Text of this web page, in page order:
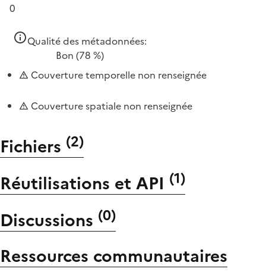
0
Qualité des métadonnées:
Bon (78 %)
Couverture temporelle non renseignée
Couverture spatiale non renseignée
Fichiers (2)
Réutilisations et API (1)
Discussions (0)
Ressources communautaires